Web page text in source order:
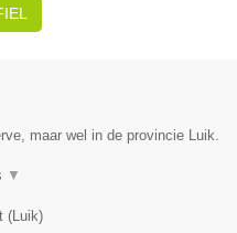
maar wel in de provincie Luik.
▼
(Luik)